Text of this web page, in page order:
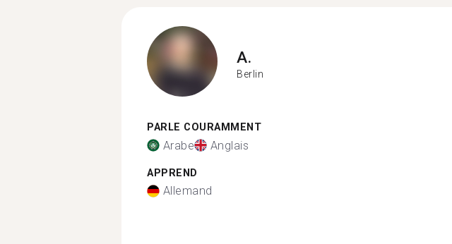
A.
Berlin
PARLE COURAMMENT
Arabe Anglais
APPREND
Allemand